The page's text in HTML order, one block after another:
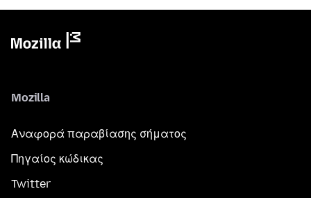
Mozilla
Αναφορά παραβίασης σήματος
Πηγαίος κώδικας
Twitter